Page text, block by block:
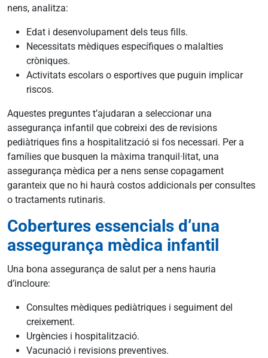
nens, analitza:
Edat i desenvolupament dels teus fills.
Necessitats mèdiques específiques o malalties
cròniques.
Activitats escolars o esportives que puguin implicar
riscos.
Aquestes preguntes t’ajudaran a seleccionar una
assegurança infantil que cobreixi des de revisions
pediàtriques fins a hospitalització si fos necessari. Per a
famílies que busquen la màxima tranquil·litat, una
assegurança mèdica per a nens sense copagament
garanteix que no hi haurà costos addicionals per consultes
o tractaments rutinaris.
Cobertures essencials d’una
assegurança mèdica infantil
Una bona assegurança de salut per a nens hauria
d’incloure:
Consultes mèdiques pediàtriques i seguiment del
creixement.
Urgències i hospitalització.
Vacunació i revisions preventives.